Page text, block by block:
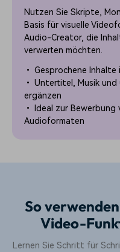
Nutzen Sie Skripte,
Basis für visuelle
Audio-Creator, die
verwerten möchten.
• Gesprochene Inhalte
• Untertitel, Musik
ergänzen
• Ideal zur Bewerbung
Audioformaten
So
Video-
Lernen Sie Schritt für